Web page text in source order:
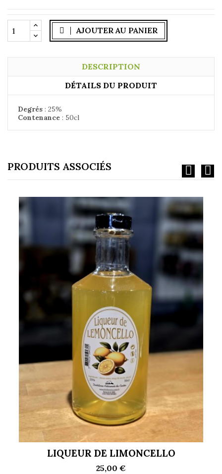
AJOUTER AU PANIER
DESCRIPTION
DÉTAILS DU PRODUIT
Degrés : 25%
Contenance : 50cl
PRODUITS ASSOCIÉS
LIQUEUR DE LIMONCELLO
25,00 €